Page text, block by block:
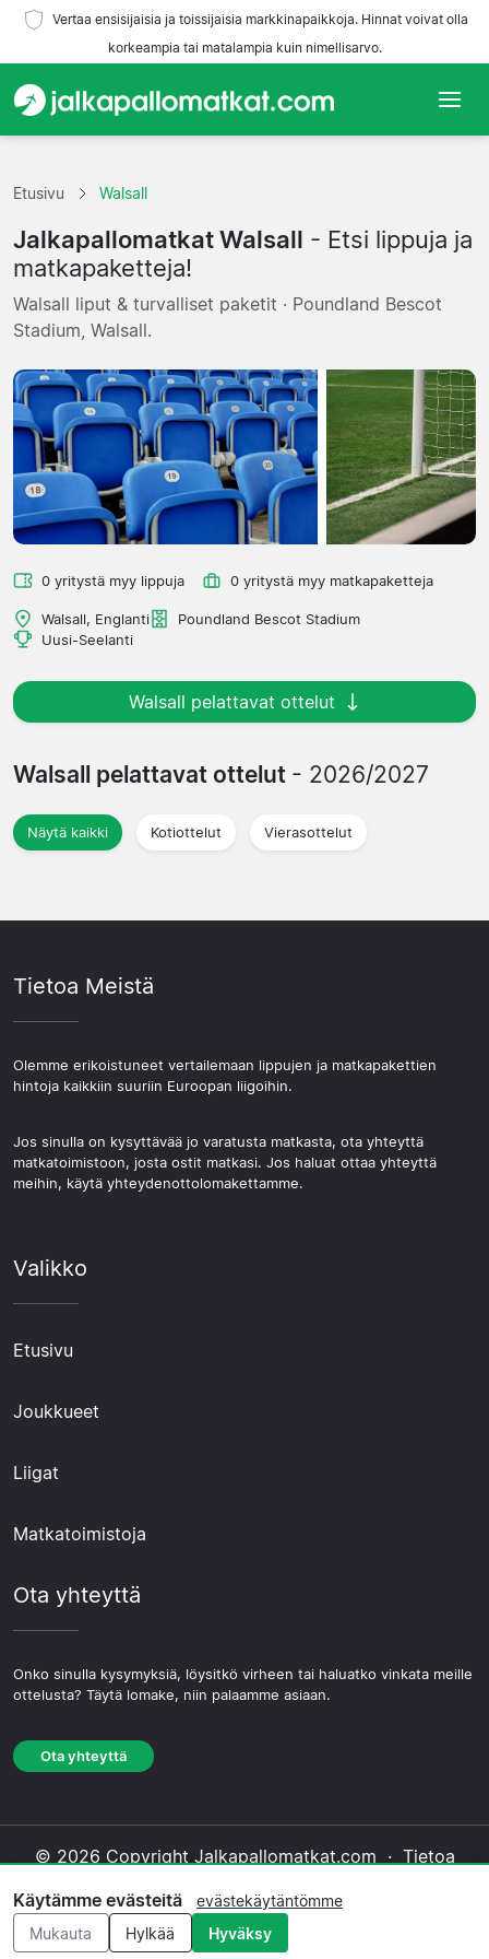
Vertaa ensisijaisia ja toissijaisia markkinapaikkoja. Hinnat voivat olla
korkeampia tai matalampia kuin nimellisarvo.
Joukkueet
Liigat
Matkatoimistoja
Etusivu Walsall
Jalkapallomatkat Walsall - Etsi lippuja ja
matkapaketteja!
Walsall liput & turvalliset paketit · Poundland Bescot
Stadium, Walsall.
0 yritystä myy lippuja 0 yritystä myy matkapaketteja
Walsall, Englanti
Poundland Bescot Stadium
Uusi-Seelanti
Walsall pelattavat ottelut
Walsall pelattavat ottelut - 2026/2027
Näytä kaikki Kotiottelut Vierasottelut
Tietoa Meistä
Olemme erikoistuneet vertailemaan lippujen ja matkapakettien
hintoja kaikkiin suuriin Euroopan liigoihin.
Jos sinulla on kysyttävää jo varatusta matkasta, ota yhteyttä
matkatoimistoon, josta ostit matkasi. Jos haluat ottaa yhteyttä
meihin, käytä yhteydenottolomakettamme.
Valikko
Etusivu
Joukkueet
Liigat
Matkatoimistoja
Ota yhteyttä
Onko sinulla kysymyksiä, löysitkö virheen tai haluatko vinkata meille
ottelusta? Täytä lomake, niin palaamme asiaan.
Ota yhteyttä
© 2026 Copyright Jalkapallomatkat.com · Tietoa
Evästekäytäntö·Toimituksellinen käytäntö
Käytämme evästeitä
evästekäytäntömme
Mukauta
Hylkää Hyväksy